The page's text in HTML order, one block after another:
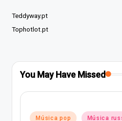
Teddyway.pt
Tophotlot.pt
You May Have Missed
in
Música pop Música